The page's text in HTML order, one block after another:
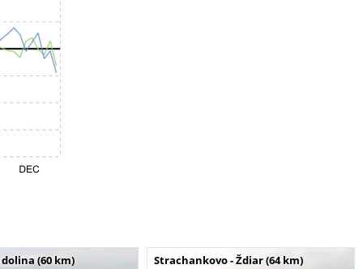
(60 km) Strachankovo - Ždiar (64 km)